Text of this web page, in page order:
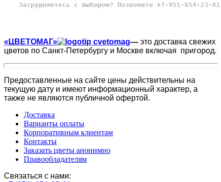
Затрудняетесь с выбором? Позвоните +7-951-654-23-
«ЦВЕТОМАГ» — это доставка свежих
цветов по Санкт-Петербургу и Москве включая пригород.
Предоставленные на сайте цены действительны на
текущую дату и имеют информационный характер, а
также не являются публичной офертой.
Доставка
Варианты оплаты
Корпоративным клиентам
Контакты
Заказать цветы анонимно
Правообладателям
Связаться с нами: